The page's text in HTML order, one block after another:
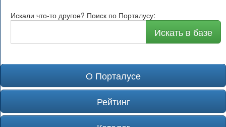
Искали что-то другое? Поиск по Порталусу:
Искать в базе
О Порталусе
Рейтинг